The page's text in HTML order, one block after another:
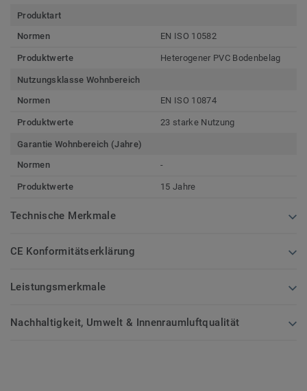
Produktart
Normen
EN ISO 10582
Produktwerte Heterogener PVC Bodenbelag
Nutzungsklasse Wohnbereich
Normen
EN ISO 10874
Produktwerte 23 starke Nutzung
Garantie Wohnbereich (Jahre)
Normen
-
Produktwerte 15 Jahre
Technische Merkmale
CE Konformitätserklärung
Leistungsmerkmale
Nachhaltigkeit, Umwelt & Innenraumluftqualität